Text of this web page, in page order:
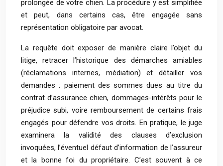
prolongée de votre chien. La procédure y est simplifiée
et peut, dans certains cas, être engagée sans
représentation obligatoire par avocat.
La requête doit exposer de manière claire l’objet du
litige, retracer l’historique des démarches amiables
(réclamations internes, médiation) et détailler vos
demandes : paiement des sommes dues au titre du
contrat d’assurance chien, dommages-intérêts pour le
préjudice subi, voire remboursement de certains frais
engagés pour défendre vos droits. En pratique, le juge
examinera la validité des clauses d’exclusion
invoquées, l’éventuel défaut d’information de l’assureur
et la bonne foi du propriétaire. C’est souvent à ce